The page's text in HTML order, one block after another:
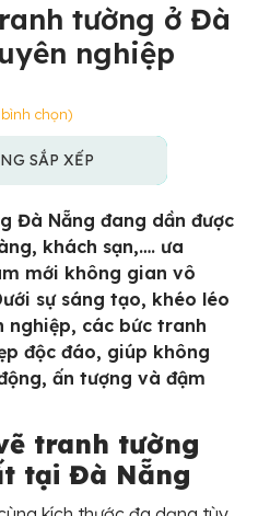
tường ở Đà
nghiệp
chọn)
SẮP XẾP
Đà Nẵng đang dần được
khách sạn,…. ưa
mới không gian vô
sự sáng tạo, khéo léo
nghiệp, các bức tranh
độc đáo, giúp không
ấn tượng và đậm
tranh tường
tại Đà Nẵng